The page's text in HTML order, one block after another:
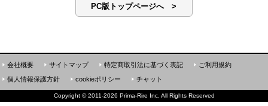
PC版トップページへ >
会社概要 サイトマップ 特定商取引法に基づく表記
ご利用規約
個人情報保護方針
cookieポリシー チャット
Copyright ©2011-2026 Prima-Rire Inc. All Rights Reserved